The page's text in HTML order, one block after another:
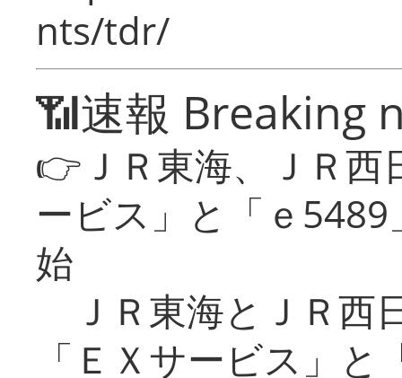
nts/tdr/
📶速報 Breaking
👉ＪＲ東海、ＪＲ
ービス」と「ｅ
始
ＪＲ東海とＪＲ西
「ＥＸサービス」